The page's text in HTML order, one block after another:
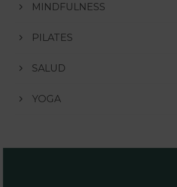
MINDFULNESS
PILATES
SALUD
YOGA